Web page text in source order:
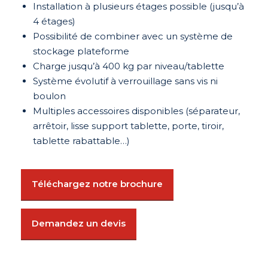
Installation à plusieurs étages possible (jusqu’à
4 étages)
Possibilité de combiner avec un système de
stockage plateforme
Charge jusqu’à 400 kg par niveau/tablette
Système évolutif à verrouillage sans vis ni
boulon
Multiples accessoires disponibles (séparateur,
arrêtoir, lisse support tablette, porte, tiroir,
tablette rabattable…)
Téléchargez notre brochure
Demandez un devis